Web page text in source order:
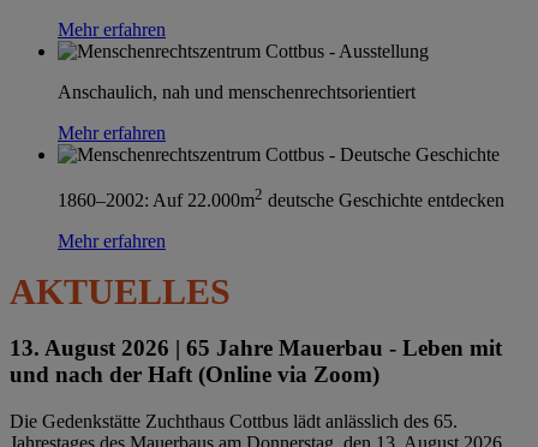
Mehr erfahren
Anschaulich, nah und menschenrechtsorientiert
Mehr erfahren
1860–2002: Auf 22.000m2 deutsche Geschichte entdecken
Mehr erfahren
AKTUELLES
13. August 2026 | 65 Jahre Mauerbau - Leben mit
und nach der Haft (Online via Zoom)
Die Gedenkstätte Zuchthaus Cottbus lädt anlässlich des 65.
Jahrestages des Mauerbaus am Donnerstag, den 13. August 2026